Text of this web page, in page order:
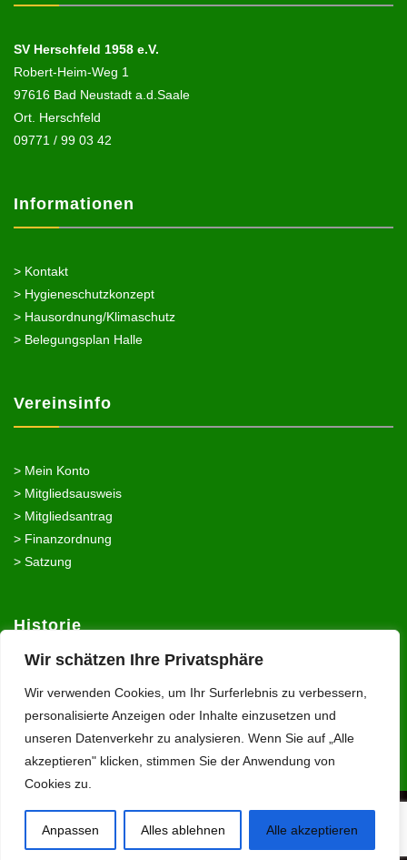
Wir schätzen Ihre Privatsphäre
Wir verwenden Cookies, um Ihr Surferlebnis zu verbessern,
personalisierte Anzeigen oder Inhalte einzusetzen und
unseren Datenverkehr zu analysieren. Wenn Sie auf „Alle
akzeptieren" klicken, stimmen Sie der Anwendung von
Cookies zu.
Anpassen Alles ablehnen Alle akzeptieren
SV Herschfeld 1958 e.V.
Robert-Heim-Weg 1
97616 Bad Neustadt a.d.Saale
Ort. Herschfeld
09771 / 99 03 42
Informationen
> Kontakt
> Hygieneschutzkonzept
> Hausordnung/Klimaschutz
> Belegungsplan Halle
Vereinsinfo
> Mein Konto
> Mitgliedsausweis
> Mitgliedsantrag
> Finanzordnung
> Satzung
Historie
> Archive
> Vereinsgeschichte
> Intranet